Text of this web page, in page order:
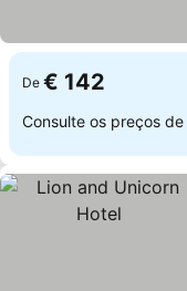
De € 142
Consulte os preços de